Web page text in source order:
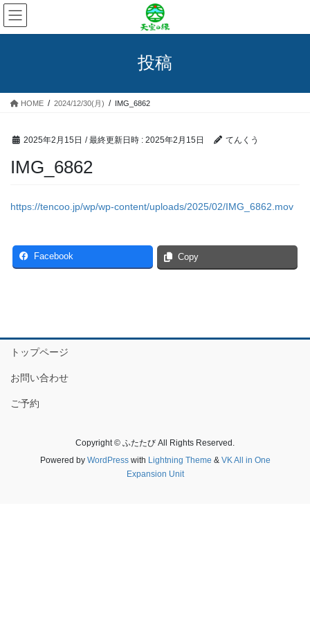
コ
ン
テ
ス
ナ
ビ
ゲ
ン
投稿
HOME 2024/12/30(月) IMG_6862
2025年2月15日 / 最終更新日時 : 2025年2月15日 てんくう
IMG_6862
https://tencoo.jp/wp/wp-content/uploads/2025/02/IMG_6862.mov
Facebook Copy
トップページ
お問い合わせ
ご予約
Copyright © ふたたび All Rights Reserved.
Powered by WordPresswith Lightning Theme & VK All in One
Expansion Unit